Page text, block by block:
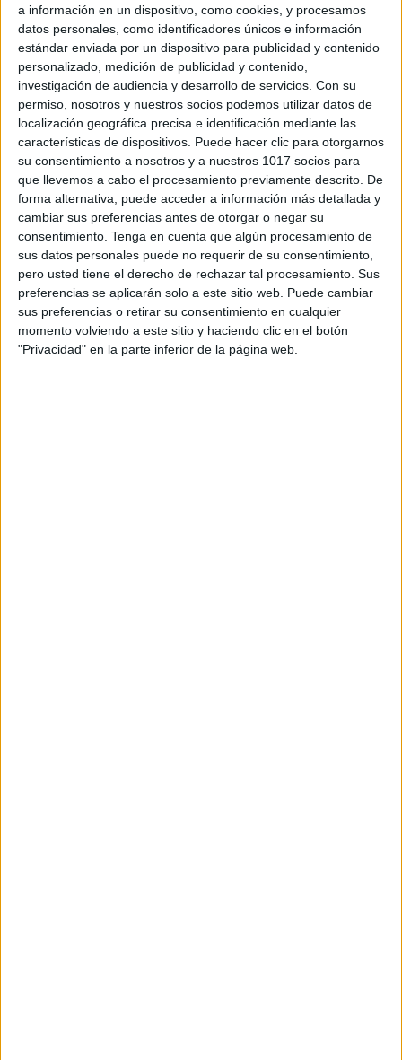
a información en un dispositivo, como cookies, y procesamos
datos personales, como identificadores únicos e información
estándar enviada por un dispositivo para publicidad y contenido
personalizado, medición de publicidad y contenido,
investigación de audiencia y desarrollo de servicios. Con su
permiso, nosotros y nuestros socios podemos utilizar datos de
localización geográfica precisa e identificación mediante las
características de dispositivos. Puede hacer clic para otorgarnos
su consentimiento a nosotros y a nuestros 1017 socios para
que llevemos a cabo el procesamiento previamente descrito. De
forma alternativa, puede acceder a información más detallada y
cambiar sus preferencias antes de otorgar o negar su
consentimiento. Tenga en cuenta que algún procesamiento de
sus datos personales puede no requerir de su consentimiento,
pero usted tiene el derecho de rechazar tal procesamiento. Sus
preferencias se aplicarán solo a este sitio web. Puede cambiar
sus preferencias o retirar su consentimiento en cualquier
momento volviendo a este sitio y haciendo clic en el botón
"Privacidad" en la parte inferior de la página web.
hemos recibido
muchos
premios, como
está cerca el
fin de
trimestre ando
algo liada con informes, reuniones,
controles… así que he tenido que dejar
un poco de lado el blog hasta el fin de
semana. Los blogs Creación literaria y
más… 5º y 6º de primara, Aula abierta
1º Ciclo de Primaria, 3º […]
Archivado en:Blogs y Webs ,EVENTOS